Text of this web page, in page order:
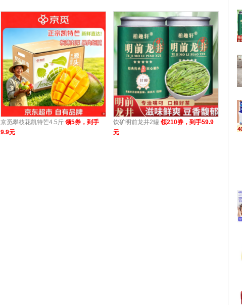
京觅攀枝花凯特芒4.5斤 领5券，到手
9.9元
饮矿明前龙井2罐 领210券，到手59.9
元